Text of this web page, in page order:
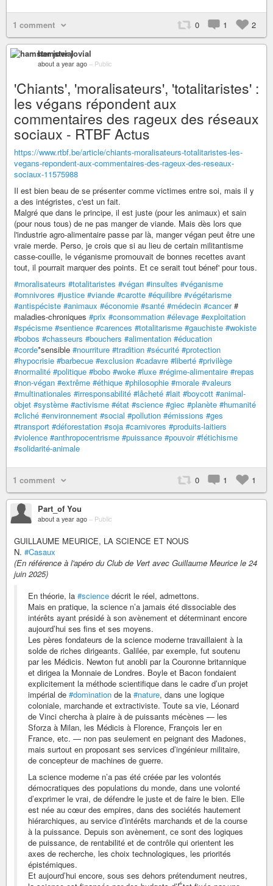
1 comment 0 1 2
hamster jovial
about a year ago – Public
'Chiants', 'moralisateurs', 'totalitaristes' :
les végans répondent aux
commentaires des rageux des réseaux
sociaux - RTBF Actus
https://www.rtbf.be/article/chiants-moralisateurs-totalitaristes-les-
vegans-repondent-aux-commentaires-des-rageux-des-reseaux-
sociaux-11575988
Il est bien beau de se présenter comme victimes entre soi, mais il y
a des intégristes, c'est un fait.
Malgré que dans le principe, il est juste (pour les animaux) et sain
(pour nous tous) de ne pas manger de viande. Mais dès lors que
l'industrie agro-alimentaire passe par là, manger végan peut être une
vraie merde. Perso, je crois que si au lieu de certain militantisme
casse-couille, le véganisme promouvait de bonnes recettes avant
tout, il pourrait marquer des points. Et ce serait tout bénef' pour tous.
#moralisateurs #totalitaristes #végan #insultes #véganisme
#omnivores #justice #viande #carotte #équilibre #végétarisme
#antispéciste #animaux #économie #santé #médecin #cancer#
maladies-chroniques #prix #consommation #élevage #exploitation
#spécisme #sentience #carences #totalitarisme #gauchiste #wokiste
#bobos #chasseurs #bouchers #alimentation #éducation
#corde*sensible #nourriture #tradition #sécurité #protection
#hypocrisie #barbecue #exclusion #cadavre #liberté #privilège
#normalité #politique #bobo #woke #luxe #régime-alimentaire #repas
#non-végan #extrême #éthique #philosophie #morale #valeurs
#multinationales #irresponsabilité #lâcheté #lait #boycott #animal-
objet #système #activisme #état #science #giec #planète #humanité
#cliché #environnement #social #pollution #émissions #ges
#transport #déforestation #soja #carnivores #produits-laitiers
#violence #anthropocentrisme #puissance #pouvoir #fétichisme
#solidarité-animale
1 comment 0 1 1
Part_of You
about a year ago – Public
GUILLAUME MEURICE, LA SCIENCE ET NOUS
N. #Casaux
(En référence à l'apéro du Club de Vert avec Guillaume Meurice le 24
juin 2025)
En théorie, la #science décrit le réel, admettons.
Mais en pratique, la science n’a jamais été dissociable des
intérêts ayant présidé à son avènement et déterminant encore
aujourd’hui ses fins et ses moyens.
Les pères fondateurs de la science moderne travaillaient à la
solde de riches dirigeants. Galilée, par exemple, fut soutenu
par les Médicis. Newton fut anobli par la Couronne britannique
et dirigea la Monnaie de Londres. Boyle et Bacon fondaient
explicitement la méthode scientifique dans le cadre d’un projet
impérial de #domination de la #nature, dans une logique
coloniale, marchande et extractiviste. Toute sa vie, Léonard
de Vinci chercha à plaire à de puissants mécènes — les
Sforza à Milan, les Médicis à Florence, François Ier en
France, etc. — non pas seulement en peignant des Madones,
mais surtout en proposant ses services d’ingénieur militaire,
de concepteur de machines de guerre.
La science moderne n’a pas été créée par les volontés
démocratiques des populations du monde, dans une volonté
d’exprimer le vrai, de défendre le juste et de faire le bien. Elle
est née au cœur des empires, dans des sociétés hautement
hiérarchiques, au service d’intérêts marchands et de la course
à la puissance. Depuis son avènement, ce sont des logiques
de puissance, de rentabilité et de contrôle qui orientent les
axes de recherche, les choix technologiques, les priorités
épistémiques.
Et aujourd’hui encore, sous ses dehors prétendument neutres,